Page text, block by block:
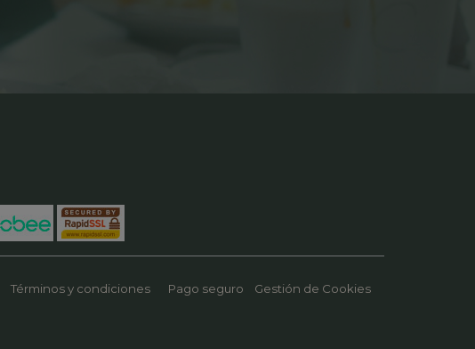
Términos y condiciones Pago seguro Gestión de Cookies